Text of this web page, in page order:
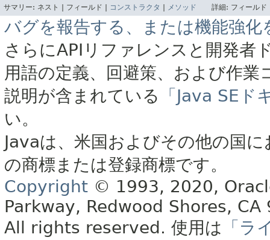
サマリー: ネスト | フィールド | コンストラクタ メソッド 詳細: フィール
バグを報告する、または機能強化
さらにAPIリファレンスと開発者
用語の定義、回避策、および作
説明が含まれている
「Java SE
い。
Javaは、米国およびその他の国
の商標または登録商標です。
Copyright © 1993, 2020,
Parkway, Redwood Shores, CA
All rights reserved. 使用は 「ラ